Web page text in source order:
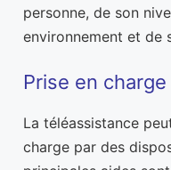
personne, de son
environnement et de
Prise en
La téléassistance
charge par des